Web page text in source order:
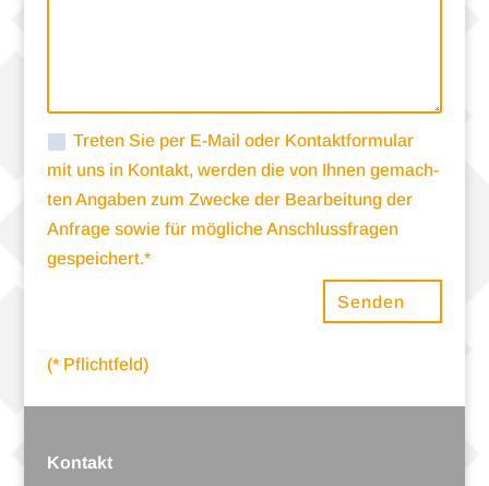
Tre­ten Sie per E-Mail oder Kon­takt­for­mu­lar
mit uns in Kon­takt, wer­den die von Ihnen gemach­
ten Anga­ben zum Zwe­cke der Bear­bei­tung der
Anfrage sowie für mög­li­che Anschluss­fra­gen
gespeichert.*
Senden
(* Pflicht­feld)
Kontakt